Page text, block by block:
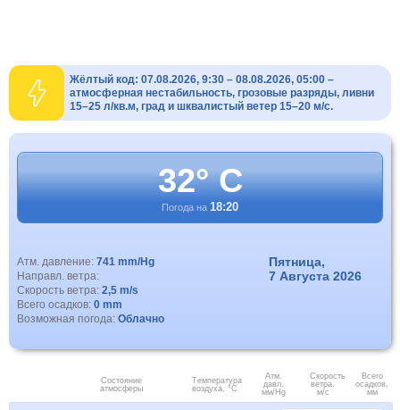
Жёлтый код: 07.08.2026, 9:30 – 08.08.2026, 05:00 –
атмосферная нестабильность, грозовые разряды, ливни
15–25 л/кв.м, град и шквалистый ветер 15–20 м/с.
32° C
Погода на 18:20
Атм. давление: 741 mm/Hg
Направл. ветра:
Скорость ветра: 2,5 m/s
Всего осадков: 0 mm
Возможная погода: Облачно
Пятница,
7 Августа 2026
Состояние
атмосферы
Температура
воздуха, °C
Атм.
давл.
мм/Hg
Скорость
ветра.
м/с
Всего
осадков,
мм